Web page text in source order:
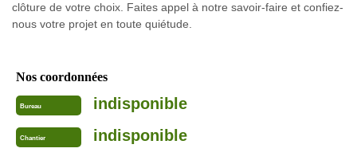
clôture de votre choix. Faites appel à notre savoir-faire et confiez-
nous votre projet en toute quiétude.
Nos coordonnées
Bureau indisponible
Chantier indisponible